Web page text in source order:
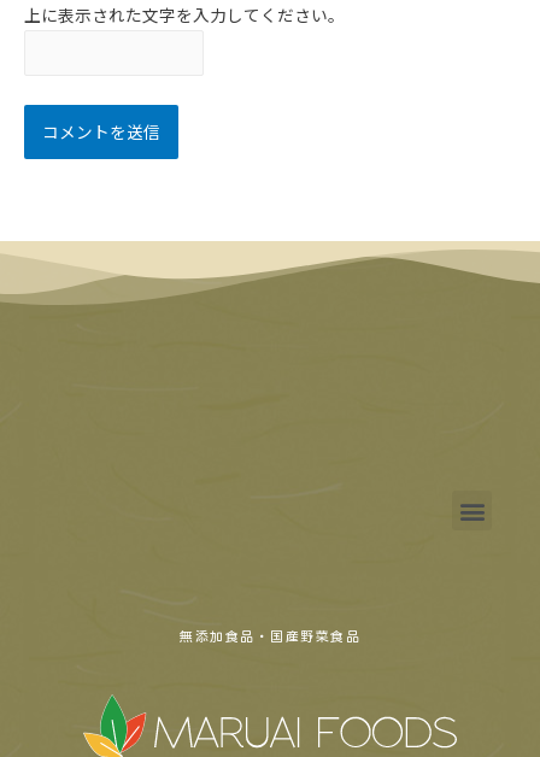
上に表示された文字を入力してください。
無添加食品・国産野菜食品